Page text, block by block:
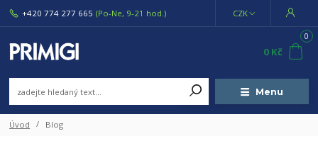
Menu
CZK
+420 774 277 665 (Po-Ne, 9-21 hod.)
0
0 Kč
Úvod Blog